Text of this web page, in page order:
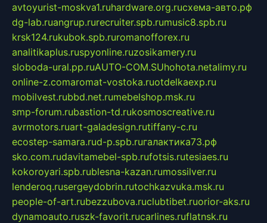
avtoyurist-moskva1.ruhardware.org.ruсхема-авто.рф
dg-lab.ruangrup.rurecruiter.spb.rumusic8.spb.ru
krsk124.rukubok.spb.ruromanofforex.ru
analitikaplus.ruspyonline.ruzosikamery.ru
sloboda-ural.pp.ruAUTO-COM.SUhohota.netalimy.ru
online-z.comaromat-vostoka.ruotdelkaexp.ru
mobilvest.rubbd.net.rumebelshop.msk.ru
smp-forum.rubastion-td.rukosmoscreative.ru
avrmotors.ruart-galadesign.rutiffany-c.ru
ecostep-samara.rud-p.spb.ruгалактика73.рф
sko.com.rudavitamebel-spb.rufotsis.rutesiaes.ru
kokoroyari.spb.rublesna-kazan.rumossilver.ru
lenderoq.rusergeydobrin.rutochkazvuka.msk.ru
people-of-art.rubezzubova.ruclubtibet.ruorior-aks.ru
dynamoauto.ruszk-favorit.rucarlines.ruflatnsk.ru